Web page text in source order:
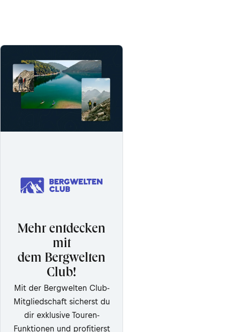
Mehr entdecken
mit
dem Bergwelten
Club!
Mit der Bergwelten Club-
Mitgliedschaft sicherst du
dir exklusive Touren-
Funktionen und profitierst